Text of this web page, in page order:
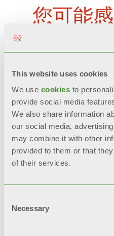
This website uses cookies
We use cookies to
provide social media
We also share information
our social media,
may combine it with other
provided to them or that
of their services.
Selection
Necessary
您可能